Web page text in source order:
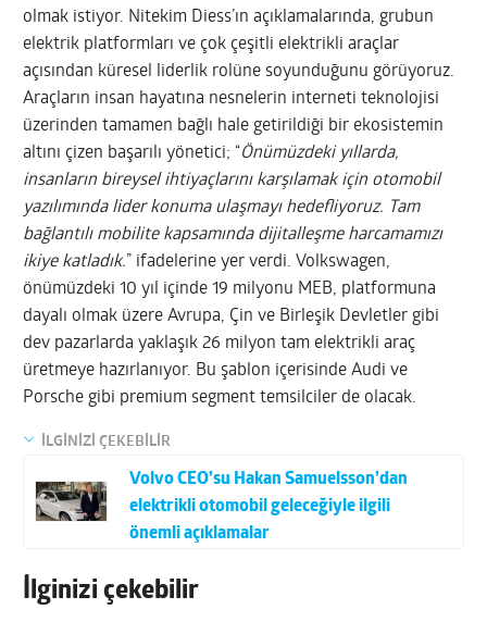
olmak istiyor. Nitekim Diess’ın açıklamalarında, grubun
elektrik platformları ve çok çeşitli elektrikli araçlar
açısından küresel liderlik rolüne soyunduğunu görüyoruz.
Araçların insan hayatına nesnelerin interneti teknolojisi
üzerinden tamamen bağlı hale getirildiği bir ekosistemin
altını çizen başarılı yönetici; “Önümüzdeki yıllarda,
insanların bireysel ihtiyaçlarını karşılamak için otomobil
yazılımında lider konuma ulaşmayı hedefliyoruz. Tam
bağlantılı mobilite kapsamında dijitalleşme harcamamızı
ikiye katladık.” ifadelerine yer verdi. Volkswagen,
önümüzdeki 10 yıl içinde 19 milyonu MEB, platformuna
dayalı olmak üzere Avrupa, Çin ve Birleşik Devletler gibi
dev pazarlarda yaklaşık 26 milyon tam elektrikli araç
üretmeye hazırlanıyor. Bu şablon içerisinde Audi ve
Porsche gibi premium segment temsilciler de olacak.
İLGİNİZİ ÇEKEBİLİR
Volvo CEO’su Hakan Samuelsson’dan
elektrikli otomobil geleceğiyle ilgili
önemli açıklamalar
İlginizi çekebilir